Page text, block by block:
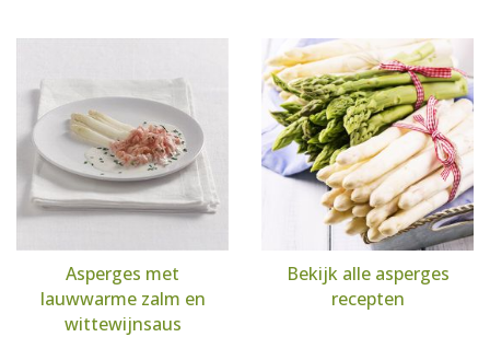
Asperges met
lauwwarme zalm en
wittewijnsaus
Bekijk alle asperges
recepten